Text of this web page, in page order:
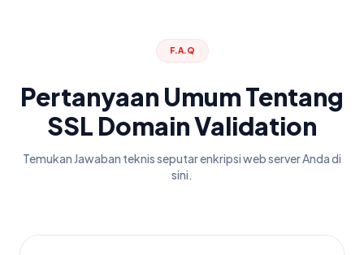
F.A.Q
Pertanyaan Umum Tentang
SSL Domain Validation
Temukan Jawaban teknis seputar enkripsi web server Anda di
sini.